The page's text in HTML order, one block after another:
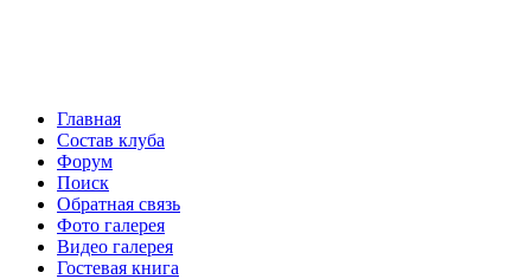
Главная
Состав клуба
Форум
Поиск
Обратная связь
Фото галерея
Видео галерея
Гостевая книга